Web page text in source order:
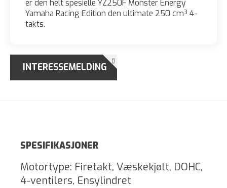
er den helt spesielle YZ250F Monster Energy
Yamaha Racing Edition den ultimate 250 cm³ 4-
takts.
INTERESSEMELDING
SPESIFIKASJONER
Motortype: Firetakt, Væskekjølt, DOHC,
4-ventilers, Ensylindret